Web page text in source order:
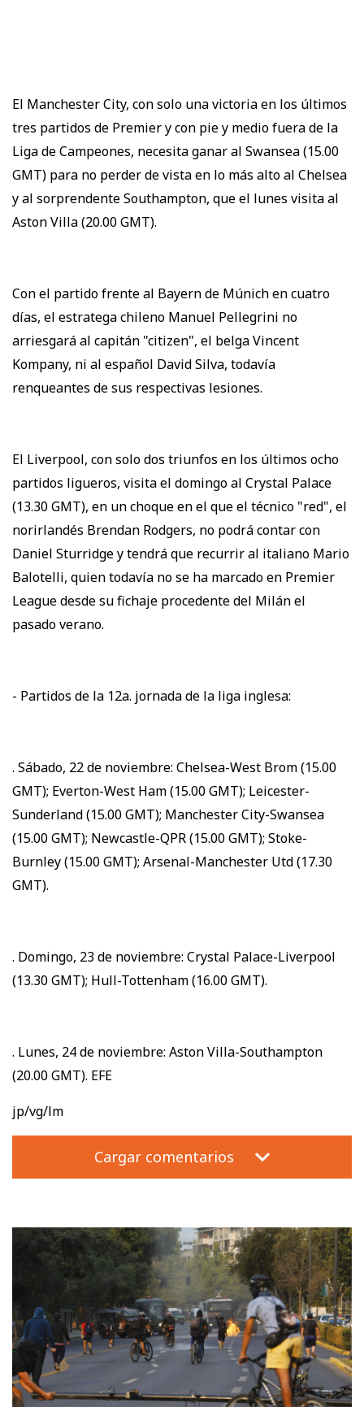
El Manchester City, con solo una victoria en los últimos
tres partidos de Premier y con pie y medio fuera de la
Liga de Campeones, necesita ganar al Swansea (15.00
GMT) para no perder de vista en lo más alto al Chelsea
y al sorprendente Southampton, que el lunes visita al
Aston Villa (20.00 GMT).
Con el partido frente al Bayern de Múnich en cuatro
días, el estratega chileno Manuel Pellegrini no
arriesgará al capitán "citizen", el belga Vincent
Kompany, ni al español David Silva, todavía
renqueantes de sus respectivas lesiones.
El Liverpool, con solo dos triunfos en los últimos ocho
partidos ligueros, visita el domingo al Crystal Palace
(13.30 GMT), en un choque en el que el técnico "red", el
norirlandés Brendan Rodgers, no podrá contar con
Daniel Sturridge y tendrá que recurrir al italiano Mario
Balotelli, quien todavía no se ha marcado en Premier
League desde su fichaje procedente del Milán el
pasado verano.
- Partidos de la 12a. jornada de la liga inglesa:
. Sábado, 22 de noviembre: Chelsea-West Brom (15.00
GMT); Everton-West Ham (15.00 GMT); Leicester-
Sunderland (15.00 GMT); Manchester City-Swansea
(15.00 GMT); Newcastle-QPR (15.00 GMT); Stoke-
Burnley (15.00 GMT); Arsenal-Manchester Utd (17.30
GMT).
. Domingo, 23 de noviembre: Crystal Palace-Liverpool
(13.30 GMT); Hull-Tottenham (16.00 GMT).
. Lunes, 24 de noviembre: Aston Villa-Southampton
(20.00 GMT). EFE
jp/vg/lm
Cargar comentarios